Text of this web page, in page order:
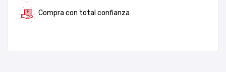
Compra con total confianza